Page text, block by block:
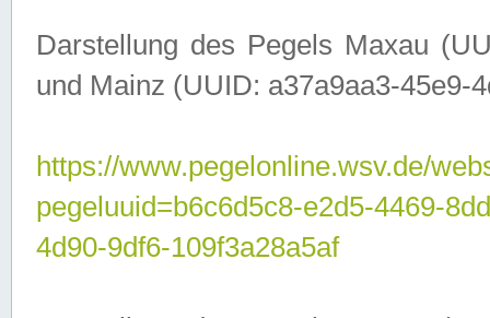
Darstellung des Pegels Maxau
und Mainz (UUID: a37a9aa3-45e9-
https://www.pegelonline.wsv.de/
pegeluuid=b6c6d5c8-e2d5-4469-
4d90-9df6-109f3a28a5af